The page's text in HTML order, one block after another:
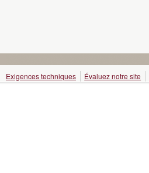
Exigences techniques Évaluez notre site